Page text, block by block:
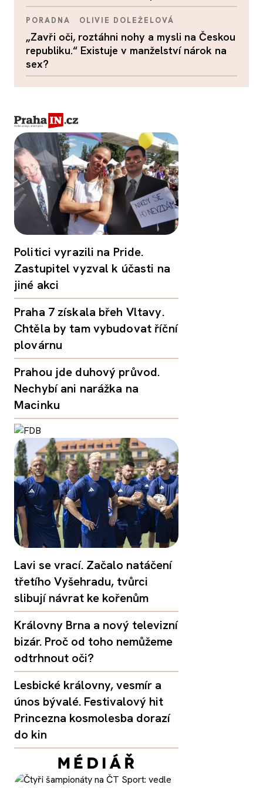
PORADNA OLIVIE DOLEŽELOVÁ
„Zavři oči, roztáhni nohy a mysli na Českou
republiku.“ Existuje v manželství nárok na
sex?
Politici vyrazili na Pride.
Zastupitel vyzval k účasti na
jiné akci
Praha 7 získala břeh Vltavy.
Chtěla by tam vybudovat říční
plovárnu
Prahou jde duhový průvod.
Nechybí ani narážka na
Macinku
Lavi se vrací. Začalo natáčení
třetího Vyšehradu, tvůrci
slibují návrat ke kořenům
Královny Brna a nový televizní
bizár. Proč od toho nemůžeme
odtrhnout oči?
Lesbické královny, vesmír a
únos bývalé. Festivalový hit
Princezna kosmolesba dorazí
do kin